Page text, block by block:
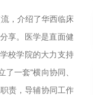
，介绍了华西临床
享。医学是直面健
校学院的大力支持
一套“横向协同、
责，导辅协同工作